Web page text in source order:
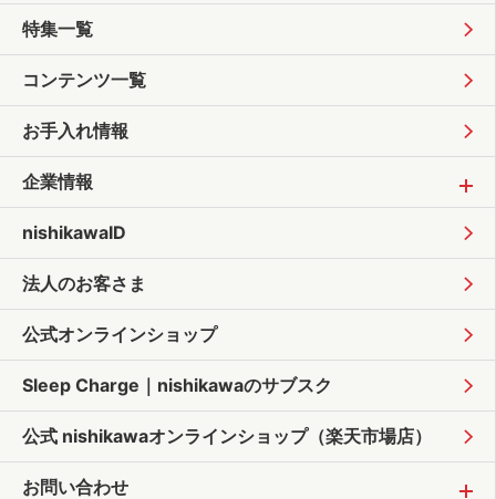
特集一覧
コンテンツ一覧
お手入れ情報
企業情報
nishikawaID
法人のお客さま
公式オンラインショップ
Sleep Charge｜ nishikawaのサブスク
公式 nishikawaオンラインショップ（楽天市場店）
お問い合わせ